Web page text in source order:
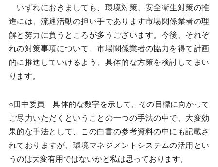
いずれにおきましても、環境対策、安全衛生対策の推
進には、流通活動の担い手であります市場関係業者の理
解と努力に負うところが多うございます。今後、それぞ
れの対策事項について、市場関係業者の協力を得て計画
的に推進していけるよう、具体的な方策を検討してまい
ります。
○田中委員 具体的な数字を示して、その目標に向かって
ご尽力いただくということの一つの手法の中で、大変効
果的な手法として、この白書の参考資料の中にも記載さ
れておりますが、環境マネジメントシステムの活用とい
うのは大変有用ではないかと私は思っております。